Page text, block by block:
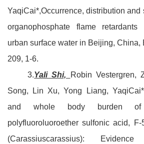
YaqiCai*,Occurrence, distribution and
organophosphate flame
urban surface water in Beijing, China,
209, 1-6.
3.Yali Shi,
Robin Vestergren,
Song, Lin Xu, Yong Liang,
and whole body burden of
polyfluoroluoroether sulfonic acid,
(Carassiuscarassius):